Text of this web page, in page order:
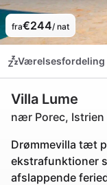
fra€244/ nat
Værelsesfordeling
Villa Lume
nær Porec, Istrien
Drømmevilla tæt
ekstrafunktioner
afslappende